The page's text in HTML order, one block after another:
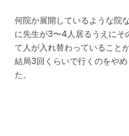
何院か展開しているような院
に先生が3〜4人居るうえにそ
て人が入れ替わっていること
結局3回くらいで行くのをや
た。